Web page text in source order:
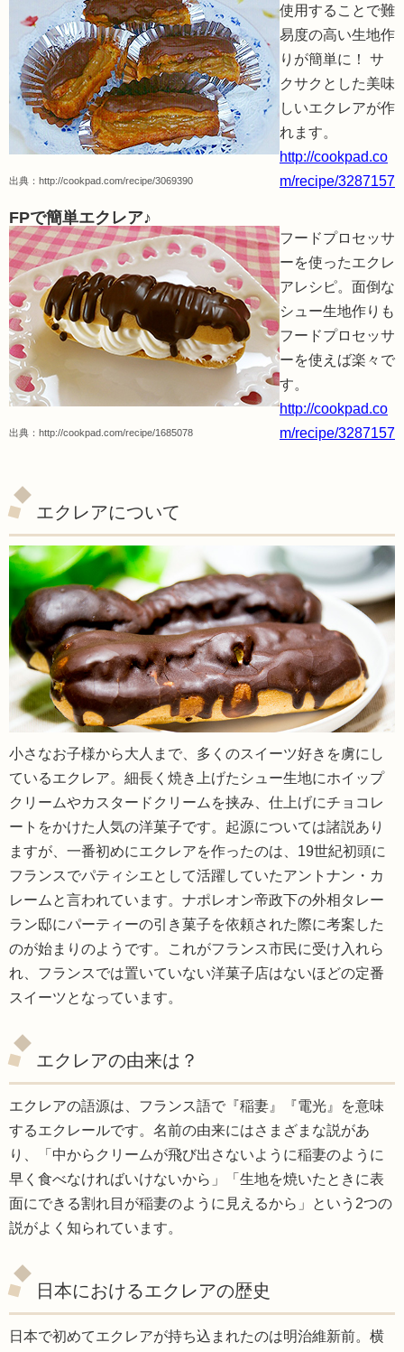
出典： http://cookpad.com/recipe/3069390
使用することで難
易度の高い生地作
りが簡単に！ サ
クサクとした美味
しいエクレアが作
れます。
http://cookpad.co
m/recipe/3287157
FPで簡単エクレア♪
出典： http://cookpad.com/recipe/1685078
フードプロセッサ
ーを使ったエクレ
アレシピ。面倒な
シュー生地作りも
フードプロセッサ
ーを使えば楽々で
す。
http://cookpad.co
m/recipe/3287157
エクレアについて
小さなお子様から大人まで、多くのスイーツ好きを虜にし
ているエクレア。細長く焼き上げたシュー生地にホイップ
クリームやカスタードクリームを挟み、仕上げにチョコレ
ートをかけた人気の洋菓子です。起源については諸説あり
ますが、一番初めにエクレアを作ったのは、19世紀初頭に
フランスでパティシエとして活躍していたアントナン・カ
レームと言われています。ナポレオン帝政下の外相タレー
ラン邸にパーティーの引き菓子を依頼された際に考案した
のが始まりのようです。これがフランス市民に受け入れら
れ、フランスでは置いていない洋菓子店はないほどの定番
スイーツとなっています。
エクレアの由来は？
エクレアの語源は、フランス語で『稲妻』『電光』を意味
するエクレールです。名前の由来にはさまざまな説があ
り、「中からクリームが飛び出さないように稲妻のように
早く食べなければいけないから」「生地を焼いたときに表
面にできる割れ目が稲妻のように見えるから」という2つの
説がよく知られています。
日本におけるエクレアの歴史
日本で初めてエクレアが持ち込まれたのは明治維新前。横